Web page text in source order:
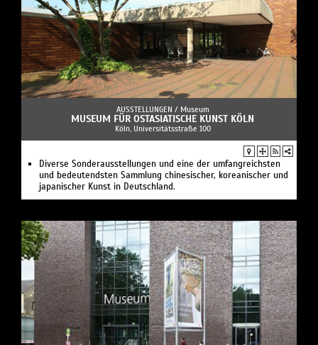
AUSSTELLUNGEN / Museum
MUSEUM FÜR OSTASIATISCHE KUNST KÖLN
Köln, Universitätsstraße 100
Diverse Sonderausstellungen und eine der umfangreichsten
und bedeutendsten Sammlung chinesischer, koreanischer und
japanischer Kunst in Deutschland.